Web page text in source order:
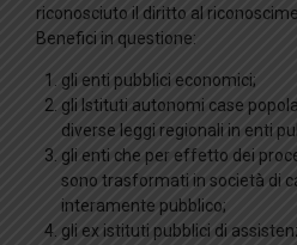
riconosciuto il diritto al
Benefici in questione:
gli enti pubblici economici;
gli Istituti autonomi case
diverse leggi regionali in enti
gli enti che per effetto dei
sono trasformati in società di
interamente pubblico;
gli ex istituti pubblici di